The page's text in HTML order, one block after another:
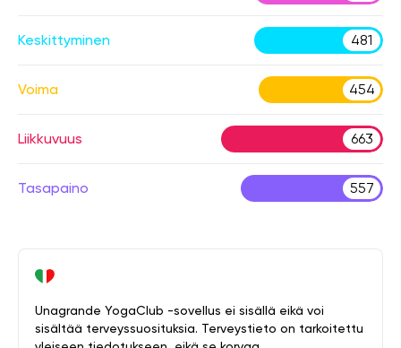
Keskittyminen 481
Voima 454
Liikkuvuus 663
Tasapaino 557
Unagrande YogaClub -sovellus ei sisällä eikä voi
sisältää terveyssuosituksia. Terveystieto on tarkoitettu